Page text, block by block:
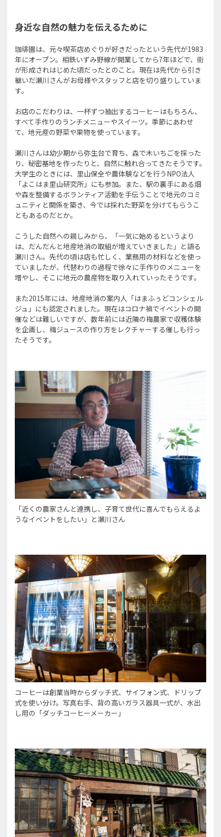
身近な自然の魅力を伝えるために
珈琲園は、元々喫茶店めぐりが好きだったという先代が1983
年にオープン。相鉄いずみ野線が開業してから7年ほどで、街
が形成されはじめた頃だったとのこと。現在は先代から引き
継いだ瀬川さんがお母様やスタッフと店を切り盛りしていま
す。
お店のこだわりは、一杯ずつ抽出するコーヒーはもちろん、
すべて手作りのランチメニューやスイーツ。季節にあわせ
て、地元産の野菜や果物を使っています。
瀬川さんは幼少期から弥生台で育ち、森で木いちごを採った
り、秘密基地を作ったりと、自然に触れ合ってきたそうです。
大学生のときには、里山保全や農体験などを行うNPO法人
「よこはま里山研究所」にも参加。また、駅の裏手にある畑
や森を整備するボランティア活動を手伝うことで地元のコミ
ュニティと関係を築き、今では採れた野菜を分けてもらうこ
ともあるのだとか。
こうした自然への親しみから、「一気に始めるというより
は、だんだんと地産地消の取組が増えていきました」と語る
瀬川さん。先代の頃は店も忙しく、業務用の材料などを使っ
ていましたが、代替わりの過程で徐々に手作りのメニューを
増やし、そこに地元の農産物を取り入れていったそうです。
また2015年には、地産地消の案内人「はまふぅどコンシェル
ジュ」にも認定されました。現在はコロナ禍でイベントの開
催などは難しいですが、数年前には近隣の梅農家で収穫体験
を企画し、梅ジュースの作り方をレクチャーする催しも行っ
たそうです。
「近くの農家さんと連携し、子育て世代に喜んでもらえるよ
うなイベントをしたい」と瀬川さん
コーヒーは創業当時からダッチ式、サイフォン式、ドリップ
式を使い分け。写真右手、背の高いガラス器具一式が、水出
し用の「ダッチコーヒーメーカー」